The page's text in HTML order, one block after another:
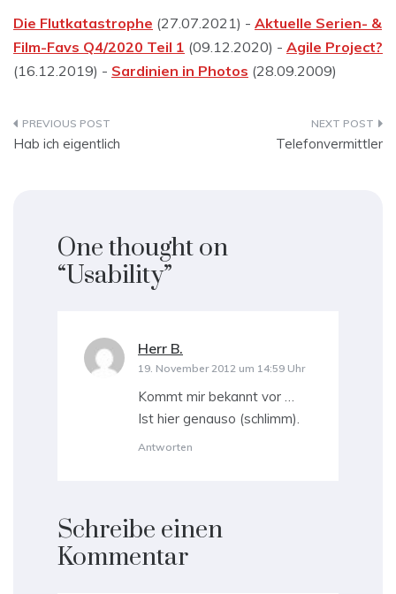
Die Flutkatastrophe (27.07.2021) - Aktuelle Serien- &
Film-Favs Q4/2020 Teil 1 (09.12.2020) - Agile Project?
(16.12.2019) - Sardinien in Photos (28.09.2009)
Beitragsnavigation
Hab ich eigentlich Telefonvermittler
One thought on
“Usability”
Herr B.
19. November 2012 um 14:59 Uhr
Kommt mir bekannt vor …
Ist hier genauso (schlimm).
Antworten
Schreibe einen
Kommentar